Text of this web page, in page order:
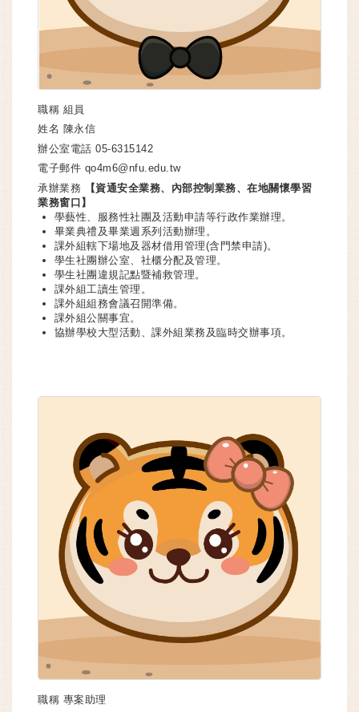
職稱 組員
姓名 陳永信
辦公室電話 05-6315142
電子郵件 qo4m6@nfu.edu.tw
承辦業務
【資通安全業務、內部控制業務、在地關懷學習
業務窗口】
學藝性、服務性社團及活動申請等行政作業辦理。
畢業典禮及畢業週系列活動辦理。
課外組轄下場地及器材借用管理(含門禁申請)。
學生社團辦公室、社櫃分配及管理。
學生社團違規記點暨補救管理。
課外組工讀生管理。
課外組組務會議召開準備。
課外組公關事宜。
協辦學校大型活動、課外組業務及臨時交辦事項。
職稱 專案助理